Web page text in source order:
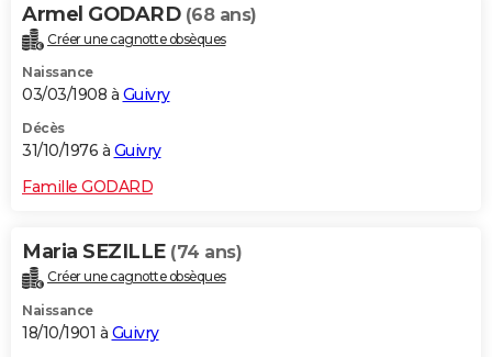
Armel GODARD (68 ans)
Créer une cagnotte obsèques
Naissance
03/03/1908 à Guivry
Décès
31/10/1976 à Guivry
Famille GODARD
Maria SEZILLE (74 ans)
Créer une cagnotte obsèques
Naissance
18/10/1901 à Guivry